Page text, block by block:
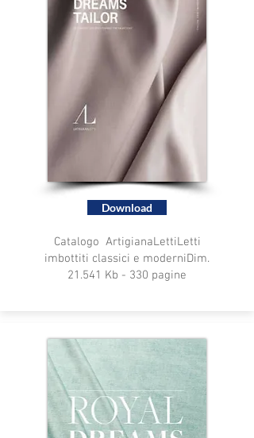
Download
Catalogo ArtigianaLettiLetti
imbottiti classici e moderniDim.
21.541 Kb - 330 pagine